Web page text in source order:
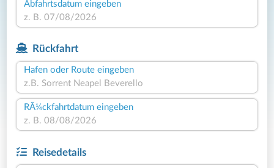
Abfahrtsdatum eingeben
Rückfahrt
Hafen oder Route eingeben
RÃ¼ckfahrtdatum eingeben
Reisedetails